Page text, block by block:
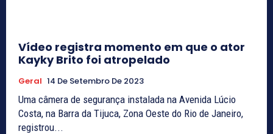
Vídeo registra momento em que o ator
Kayky Brito foi atropelado
Geral 14 De Setembro De 2023
Uma câmera de segurança instalada na Avenida Lúcio
Costa, na Barra da Tijuca, Zona Oeste do Rio de Janeiro,
registrou...